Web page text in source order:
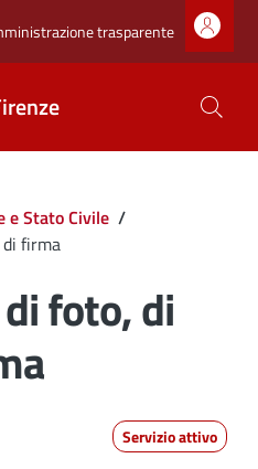
superiore
trasparente
e Stato Civile /
firma
foto, di
Servizio attivo